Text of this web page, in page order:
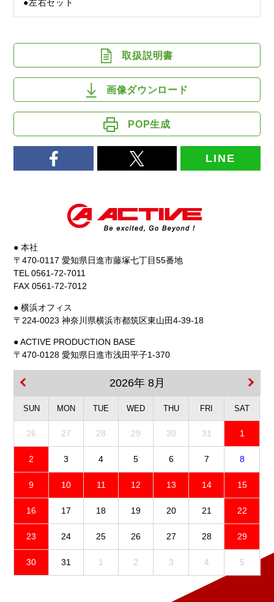
●左右セット
取扱説明書
画像ダウンロード
POP生成
LINE
● 本社
〒470-0117 愛知県日進市藤塚七丁目55番地
TEL 0561-72-7011
FAX 0561-72-7012
● 横浜オフィス
〒224-0023 神奈川県横浜市都筑区東山田4-39-18
● ACTIVE PRODUCTION BASE
〒470-0128 愛知県日進市浅田平子1-370
2026年 8月
SUN MON TUE WED THU FRI SAT
26 27 28 29 30 31 1
2 3 4 5 6 7 8
9 10 11 12 13 14 15
16 17 18 19 20 21 22
23 24 25 26 27 28 29
30 31 1 2 3 4 5